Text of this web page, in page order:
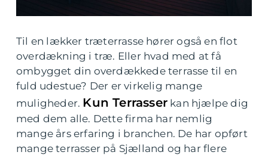
Til en lækker træterrasse hører også en flot
overdækning i træ. Eller hvad med at få
ombygget din overdækkede terrasse til en
fuld udestue? Der er virkelig mange
muligheder. Kun Terrasser kan hjælpe dig
med dem alle. Dette firma har nemlig
mange års erfaring i branchen. De har opført
mange terrasser på Sjælland og har flere